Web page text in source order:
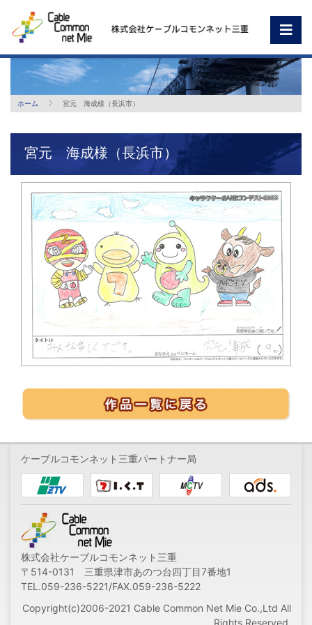
ホーム 宮元 海成様（長浜市）
宮元 海成様（長浜市）
ケーブルコモンネット三重パートナー局
株式会社ケーブルコモンネット三重
〒514-0131 三重県津市あのつ台四丁目7番地1
TEL.059-236-5221/FAX.059-236-5222
Copyright(c)2006-2021 Cable Common Net Mie Co.,Ltd All
Rights Reserved.